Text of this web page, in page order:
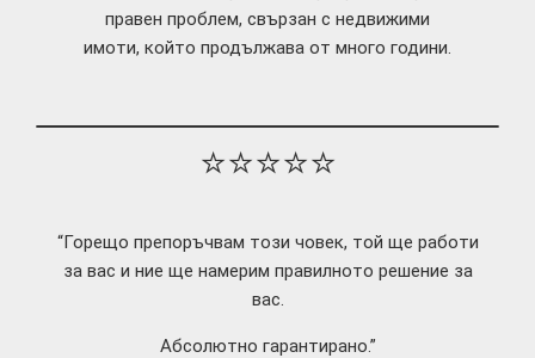
правен проблем, свързан с недвижими
имоти, който продължава от много години.
⭐⭐⭐⭐⭐
“Горещо препоръчвам този човек, той ще работи
за вас и ние ще намерим правилното решение за
вас.
Абсолютно гарантирано.”